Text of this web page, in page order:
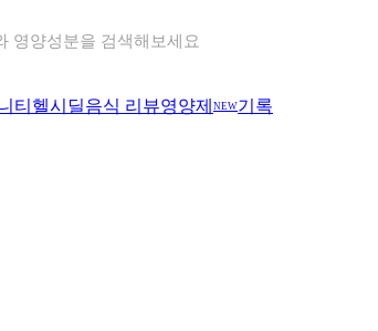
이어트 음식 검색해보세요
티 헬시딜음식 리뷰영양제 NEW기록